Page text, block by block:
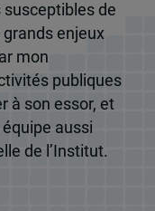
de
grands enjeux
mon
publiques
à son essor, et
aussi
de l’Institut.